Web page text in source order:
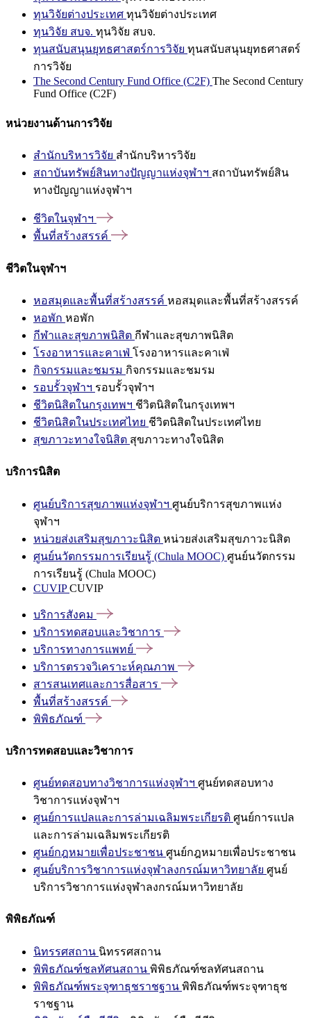
ทุนวิจัยต่างประเทศ ทุนวิจัยต่างประเทศ
ทุนวิจัย สบจ. ทุนวิจัย สบจ.
ทุนสนับสนุนยุทธศาสตร์การวิจัย ทุนสนับสนุนยุทธศาสตร์
การวิจัย
The Second Century Fund Office (C2F) The Second Century
Fund Office (C2F)
หน่วยงานด้านการวิจัย
สำนักบริหารวิจัย สำนักบริหารวิจัย
สถาบันทรัพย์สินทางปัญญาแห่งจุฬาฯ สถาบันทรัพย์สิน
ทางปัญญาแห่งจุฬาฯ
ชีวิตในจุฬาฯ
พื้นที่สร้างสรรค์
ชีวิตในจุฬาฯ
หอสมุดและพื้นที่สร้างสรรค์ หอสมุดและพื้นที่สร้างสรรค์
หอพัก หอพัก
กีฬาและสุขภาพนิสิต กีฬาและสุขภาพนิสิต
โรงอาหารและคาเฟ่ โรงอาหารและคาเฟ่
กิจกรรมและชมรม กิจกรรมและชมรม
รอบรั้วจุฬาฯ รอบรั้วจุฬาฯ
ชีวิตนิสิตในกรุงเทพฯ ชีวิตนิสิตในกรุงเทพฯ
ชีวิตนิสิตในประเทศไทย ชีวิตนิสิตในประเทศไทย
สุขภาวะทางใจนิสิต สุขภาวะทางใจนิสิต
บริการนิสิต
ศูนย์บริการสุขภาพแห่งจุฬาฯ ศูนย์บริการสุขภาพแห่ง
จุฬาฯ
หน่วยส่งเสริมสุขภาวะนิสิต หน่วยส่งเสริมสุขภาวะนิสิต
ศูนย์นวัตกรรมการเรียนรู้ (Chula MOOC) ศูนย์นวัตกรรม
การเรียนรู้ (Chula MOOC)
CUVIPCUVIP
บริการสังคม
บริการทดสอบและวิชาการ
บริการทางการแพทย์
บริการตรวจวิเคราะห์คุณภาพ
สารสนเทศและการสื่อสาร
พื้นที่สร้างสรรค์
พิพิธภัณฑ์
บริการทดสอบและวิชาการ
ศูนย์ทดสอบทางวิชาการแห่งจุฬาฯ ศูนย์ทดสอบทาง
วิชาการแห่งจุฬาฯ
ศูนย์การแปลและการล่ามเฉลิมพระเกียรติ ศูนย์การแปล
และการล่ามเฉลิมพระเกียรติ
ศูนย์กฎหมายเพื่อประชาชน ศูนย์กฎหมายเพื่อประชาชน
ศูนย์บริการวิชาการแห่งจุฬาลงกรณ์มหาวิทยาลัย ศูนย์
บริการวิชาการแห่งจุฬาลงกรณ์มหาวิทยาลัย
พิพิธภัณฑ์
นิทรรศสถาน นิทรรศสถาน
พิพิธภัณฑ์ชลทัศนสถาน พิพิธภัณฑ์ชลทัศนสถาน
พิพิธภัณฑ์พระจุฑาธุชราชฐาน พิพิธภัณฑ์พระจุฑาธุช
ราชฐาน